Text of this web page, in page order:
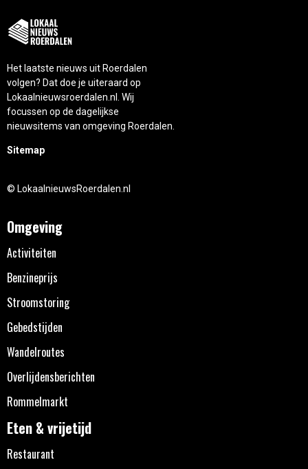
Het laatste nieuws uit Roerdalen
volgen? Dat doe je uiteraard op
Lokaalnieuwsroerdalen.nl. Wij
focussen op de dagelijkse
nieuwsitems van omgeving Roerdalen.
Sitemap
© LokaalnieuwsRoerdalen.nl
Omgeving
Activiteiten
Benzineprijs
Stroomstoring
Gebedstijden
Wandelroutes
Overlijdensberichten
Rommelmarkt
Eten & vrijetijd
Restaurant